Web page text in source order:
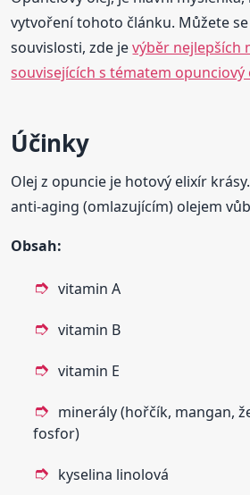
vytvoření tohoto článku. Můžete
souvislosti, zde jevýběr nejlepších
souvisejících s tématem opunciový
Účinky
Olej z opuncie je hotový elixír
anti-aging (omlazujícím) olejem
Obsah:
vitamin A
vitamin B
vitamin E
minerály (hořčík, mangan,
fosfor)
kyselina linolová